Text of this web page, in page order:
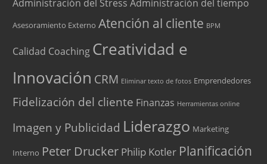
Administración del Stress Administración del tiempo
Asesoramiento Externo Atención al cliente BPM
Calidad Coaching Creatividad e
Innovación CRM Eliminar texto de fotos Emprendedores
Fidelización del cliente Finanzas Herramientas online
Imagen y Publicidad Liderazgo Marketing
Interno Peter Drucker Philip Kotler Planificación